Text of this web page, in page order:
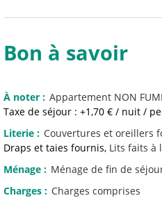
Bon à savoir
À noter : Appartement NON
Taxe de séjour : +1,70 € / nuit /
Literie : Couvertures et oreillers
Draps et taies fournis Lits faits à
Ménage : Ménage de fin de
Charges : Charges comprises